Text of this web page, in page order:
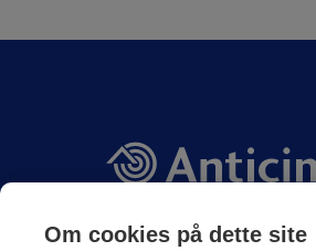
Om cookies på dette site